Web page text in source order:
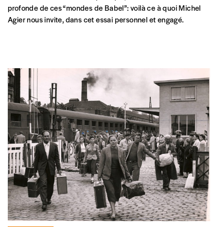
profonde de ces “mondes de Babel”: voilà ce à quoi Michel
Agier nous invite, dans cet essai personnel et engagé.